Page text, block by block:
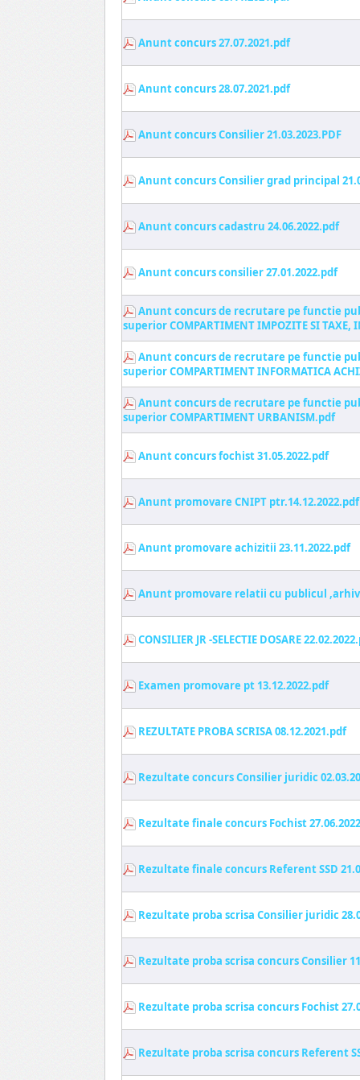
Anunt concurs 27.07.2021.pdf
Anunt concurs 28.07.2021.pdf
Anunt concurs Consilier 21.03.2023.PDF
Anunt concurs Consilier grad principal
Anunt concurs cadastru 24.06.2022.pdf
Anunt concurs consilier 27.01.2022.pdf
Anunt concurs de recrutare pe functie
superior COMPARTIMENT IMPOZITE SI TAXE,
Anunt concurs de recrutare pe functie
superior COMPARTIMENT INFORMATICA
Anunt concurs de recrutare pe functie
superior COMPARTIMENT URBANISM.pdf
Anunt concurs fochist 31.05.2022.pdf
Anunt promovare CNIPT ptr.14.12.2022.pdf
Anunt promovare achizitii 23.11.2022.pdf
Anunt promovare relatii cu publicul
CONSILIER JR -SELECTIE DOSARE
Examen promovare pt 13.12.2022.pdf
REZULTATE PROBA SCRISA 08.12.2021.pdf
Rezultate concurs Consilier juridic
Rezultate finale concurs Fochist
Rezultate finale concurs Referent SSD
Rezultate proba scrisa Consilier juridic
Rezultate proba scrisa concurs Consilier
Rezultate proba scrisa concurs Fochist
Rezultate proba scrisa concurs Referent